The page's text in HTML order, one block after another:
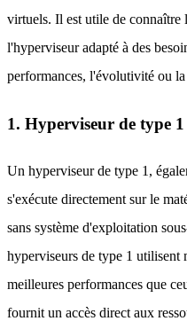
virtuels. Il est utile de connaître
l'hyperviseur adapté à des
performances, l'évolutivité ou
1. Hyperviseur de type
Un hyperviseur de type 1,
s'exécute directement sur le
sans système d'exploitation
hyperviseurs de type 1 utilisent
meilleures performances que
fournit un accès direct aux